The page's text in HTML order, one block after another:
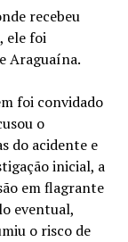
recebeu
ele foi
Araguaína.
foi convidado
o
do acidente e
inicial, a
em flagrante
eventual,
o risco de